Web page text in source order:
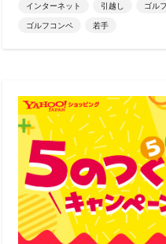
インターネット 引越し ゴル
ゴルフコンペ 若手